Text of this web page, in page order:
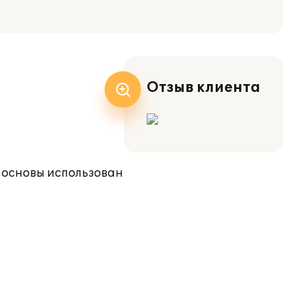
использован
Отзыв клиента